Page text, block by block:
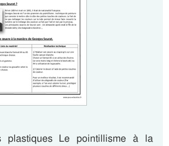
plastiques Le pointillisme à la